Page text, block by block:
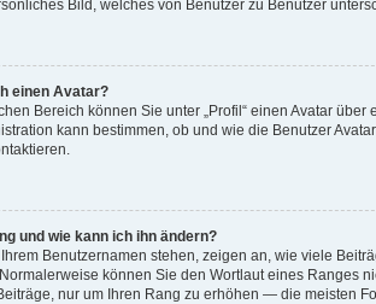
Bild, welches von Benutzer zu Benutzer
einen Avatar?
Bereich können Sie unter „Profil“ einen Avatar
kann bestimmen, ob und wie die Benutzer
und wie kann ich ihn ändern?
Benutzernamen stehen, zeigen an, wie viele
können Sie den Wortlaut eines Ranges
nur um Ihren Rang zu erhöhen — die meisten